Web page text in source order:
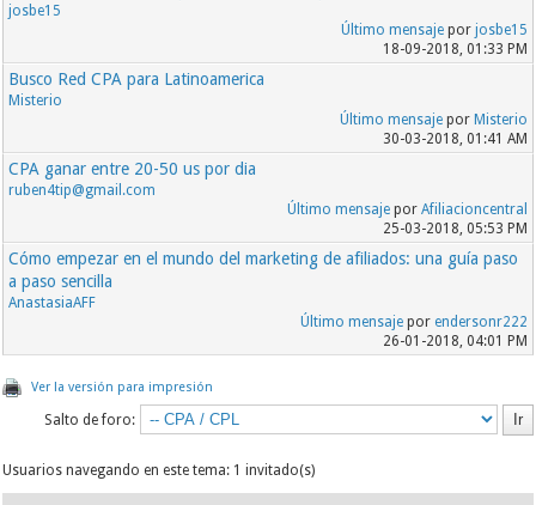
josbe15
Último mensajepor josbe15
18-09-2018, 01:33 PM
Busco Red CPA para Latinoamerica
Misterio
Último mensajepor Misterio
30-03-2018, 01:41 AM
CPA ganar entre 20-50 us por dia
ruben4tip@gmail.com
Último mensajepor Afiliacioncentral
25-03-2018, 05:53 PM
Cómo empezar en el mundo del marketing de afiliados: una guía paso
a paso sencilla
AnastasiaAFF
Último mensajepor endersonr222
26-01-2018, 04:01 PM
Ver la versión para impresión
Salto de foro:
Usuarios navegando en este tema: 1 invitado(s)